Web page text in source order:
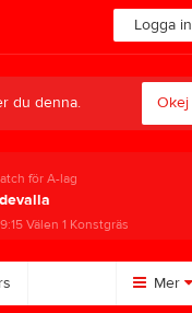
Logga in
du denna. Okej
för A-lag
Välen 1 Konstgräs
Mer